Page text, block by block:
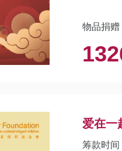
做好事！
物品捐赠
爱在一
筹款时间